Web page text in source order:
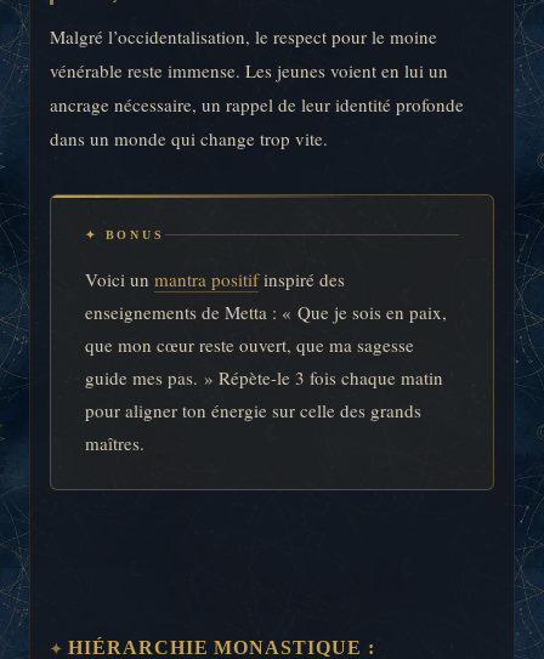
Malgré l’occidentalisation, le respect pour le moine
vénérable reste immense. Les jeunes voient en lui un
ancrage nécessaire, un rappel de leur identité profonde
dans un monde qui change trop vite.
✦ BONUS
Voici un mantra positifinspiré des
enseignements de Metta : « Que je sois en paix,
que mon cœur reste ouvert, que ma sagesse
guide mes pas. » Répète-le 3 fois chaque matin
pour aligner ton énergie sur celle des grands
maîtres.
HIÉRARCHIE MONASTIQUE :